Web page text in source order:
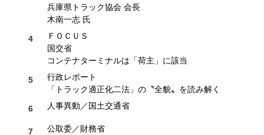
兵庫県トラック協会 会長
木南一志 氏
ＦＯＣＵＳ
国交省
コンテナターミナルは「荷主」に該当
行政レポート
「トラック適正化二法」の〝全貌〟を読み解く
人事異動／国土交通省
公取委／財務省